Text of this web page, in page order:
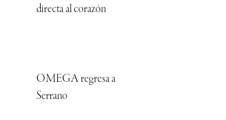
directa al corazón
OMEGA regresa a
Serrano